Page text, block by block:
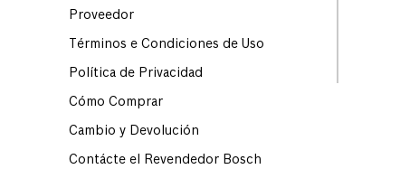
Proveedor
Términos e Condiciones de Uso
Política de Privacidad
Cómo Comprar
Cambio y Devolución
Contácte el Revendedor Bosch